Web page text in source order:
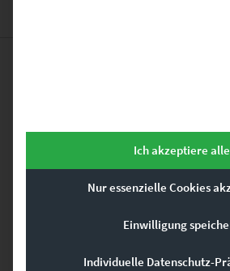
gefallen
Ich akzeptiere alle
Nur essenzielle Cookies
Einwilligung
Individuelle Datenschutz-